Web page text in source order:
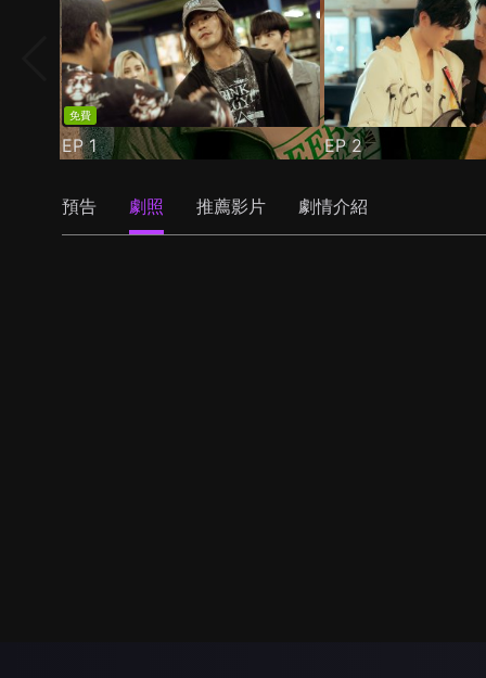
免費
EP1 EP2
預告 劇照 推薦影片 劇情介紹